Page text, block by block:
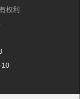
权利
10